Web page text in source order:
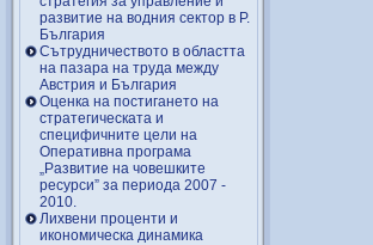
развитие на водния сектор в Р.
България
Сътрудничеството в областта
на пазара на труда между
Австрия и България
Оценка на постигането на
стратегическата и
специфичните цели на
Оперативна програма
„Развитие на човешките
ресурси” за периода 2007 ‑
2010.
Лихвени проценти и
икономическа динамика